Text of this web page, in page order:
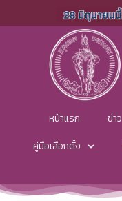
หน้าแรก ข่าว
คู่มือเลือกตั้ง